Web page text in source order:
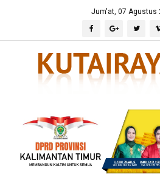
Jum'at, 07 Agustus